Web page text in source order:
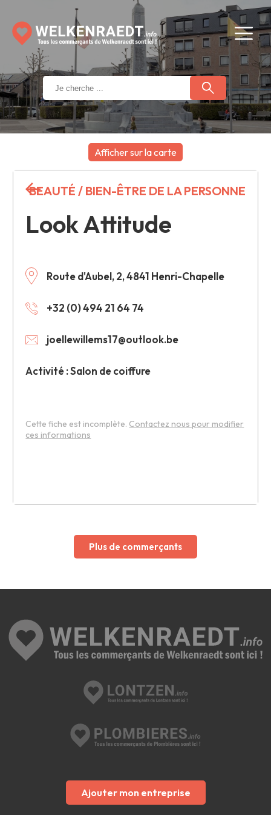
Afficher sur la carte
Look Attitude
Route d'Aubel, 2, 4841 Henri-Chapelle
+32 (0) 494 21 64 74
joellewillems17@outlook.be
Activité : Salon de coiffure
BEAUTÉ / BIEN-ÊTRE DE LA PERSONNE
Cette fiche est incomplète. Contactez nous pour modifier
ces informations
+
−
Plus de commerçants
Ajouter mon entreprise